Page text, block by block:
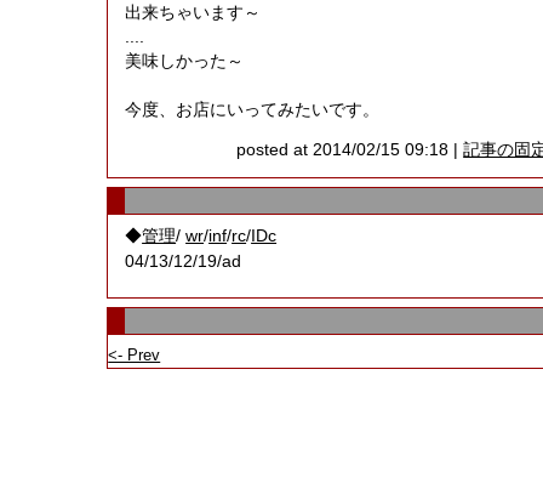
出来ちゃいます～
美味しかった～
今度、お店にいってみたいです。
posted at 2014/02/15 09:18 |記事の固
◆管理/wr/inf/rc/ IDc
04/13/12/19/ad
<- Prev